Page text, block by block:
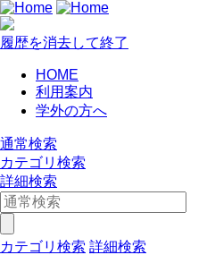
履歴を消去して終了
HOME
利用案内
学外の方へ
通常検索
カテゴリ検索
詳細検索
カテゴリ検索 詳細検索